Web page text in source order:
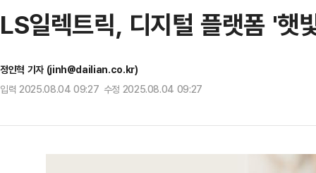
LS일렉트릭, 디지털 플랫폼 '햇
정인혁 기자 (jinh@dailian.co.kr)
입력 2025.08.04 09:27 수정 2025.08.04 09:27